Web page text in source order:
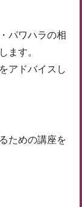
パワハラの相
ます。
アドバイスし
ための講座を